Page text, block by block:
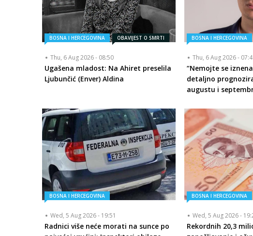
BOSNA I HERCEGOVINA OBAVIJEST O SMRTI
Thu, 6 Aug 2026 - 08:50
Ugašena mladost: Na Ahiret preselila
Ljubunčić (Enver) Aldina
BOSNA I HERCEGOVINA
Thu, 6 Aug 2026 -
“Nemojte se
detaljno
augustu i
BOSNA I HERCEGOVINA
Wed, 5 Aug 2026 - 19:51
Radnici više neće morati na sunce po
BOSNA I HERCEGOVINA
Wed, 5 Aug 2026 -
Rekordnih 20,3